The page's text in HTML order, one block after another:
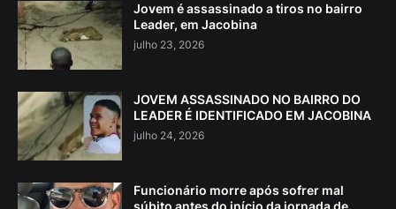
Jovem é assassinado a tiros no bairro
Leader, em Jacobina
julho 23, 2026
JOVEM ASSASSINADO NO BAIRRO DO
LEADER É IDENTIFICADO EM JACOBINA
julho 24, 2026
Funcionário morre após sofrer mal